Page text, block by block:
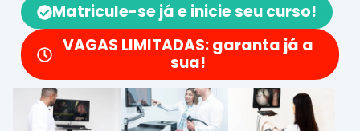
Matricule-se já e inicie seu curso!
VAGAS LIMITADAS: garanta já a
sua!